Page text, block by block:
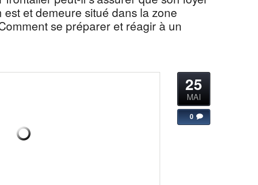
est et demeure situé dans la zone
se préparer et réagir à un
25
MAI
0